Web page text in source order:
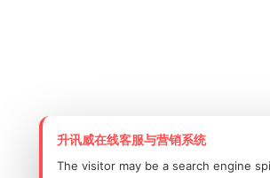
升讯威在线客服与营销系统
The visitor may be a search engine